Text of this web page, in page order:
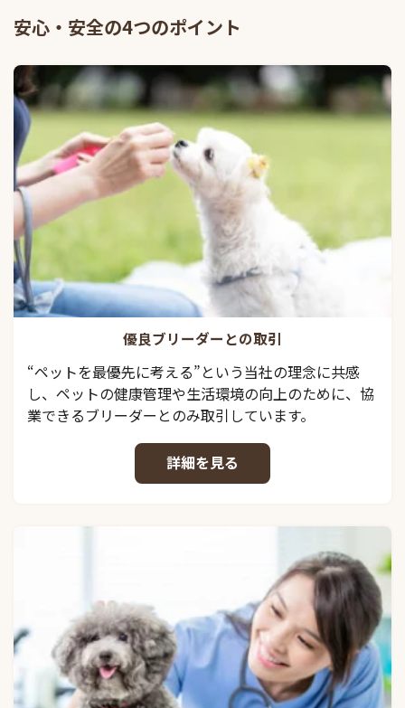
安心・安全の4つのポイント
優良ブリーダーとの取引
“ペットを最優先に考える”という当社の理念に共感
し、ペットの健康管理や生活環境の向上のために、協
業できるブリーダーとのみ取引しています。
詳細を見る